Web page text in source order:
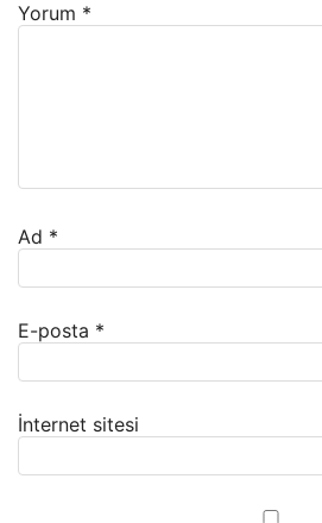
Yorum *
Ad *
E-posta *
İnternet sitesi